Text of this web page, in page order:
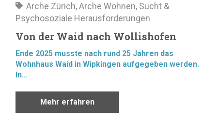
Arche Zürich,Arche Wohnen, Sucht &
Psychosoziale Herausforderungen
Von der Waid nach Wollishofen
Ende 2025 musste nach rund 25 Jahren das
Wohnhaus Waid in Wipkingen aufgegeben werden.
In...
Mehr erfahren